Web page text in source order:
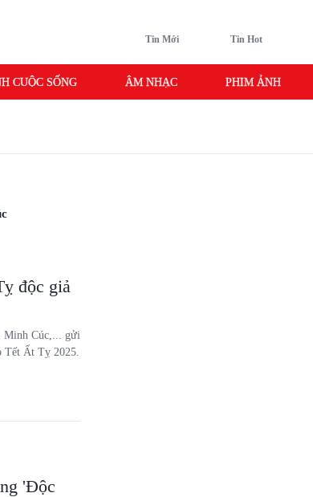
Tin Mới Tin Hot
CUỘC SỐNG ÂM NHẠC PHIM ẢNH
độc giả
Minh Cúc,... gửi
Tết Ất Tỵ 2025.
'Độc